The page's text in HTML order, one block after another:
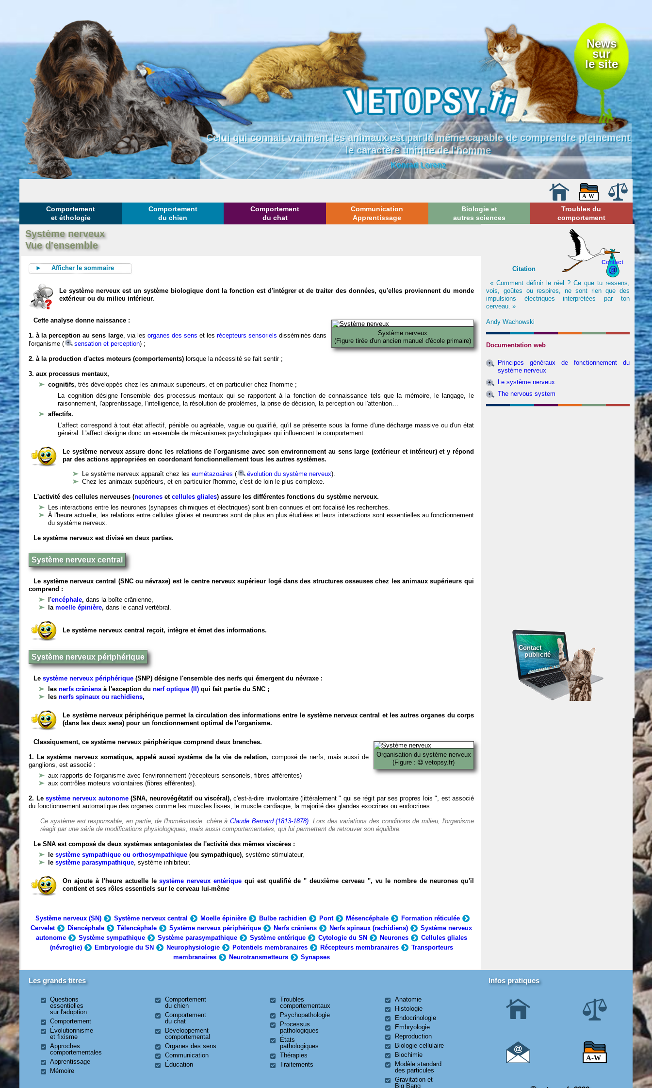
News
sur
le site
Celui qui connait vraiment les animaux est par là même capable de comprendre pleinement
le caractère unique de l'homme
Konrad Lorenz
Comportement
et éthologie
Comportement
du chien
Comportement
du chat
Communication
Apprentissage
Biologie et
autres sciences
Troubles du
comportement
Système nerveux
Vue d'ensemble
► Afficher le sommaire
Le système nerveux est un système biologique dont la fonction est d'intégrer et de traiter des données, qu'elles proviennent du monde
extérieur ou du milieu intérieur.
Système nerveux
(Figure tirée d'un ancien manuel d'école primaire)
Cette analyse donne naissance :
1. à la perception au sens large, via les organes des sens et les récepteurs sensoriels disséminés dans
l'organisme (
sensation et perception) ;
2. à la production d'actes moteurs (comportements) lorsque la nécessité se fait sentir ;
3. aux processus mentaux,
cognitifs,très développés chez les animaux supérieurs, et en particulier chez l'homme ;
La cognition désigne l'ensemble des processus mentaux qui se rapportent à la fonction de connaissance tels que la mémoire, le langage, le
raisonnement, l'apprentissage, l'intelligence, la résolution de problèmes, la prise de décision, la perception ou l'attention…
affectifs.
L'affect correspond à tout état affectif, pénible ou agréable, vague ou qualifié, qu'il se présente sous la forme d'une décharge massive ou d'un état
général. L'affect désigne donc un ensemble de mécanismes psychologiques qui influencent le comportement.
Le système nerveux assure donc les relations de l'organisme avec son environnement au sens large (extérieur et intérieur) et y répond
par des actions appropriées en coordonant fonctionnellement tous les autres systèmes.
Le système nerveux apparaît chez leseumétazoaires ( évolution du système nerveux).
Chez les animaux supérieurs, et en particulier l'homme, c'est de loin le plus complexe.
L'activité des cellules nerveuses (neurones etcellules gliales) assure les différentes fonctions du système nerveux.
Les interactions entre les neurones (synapses chimiques et électriques) sont bien connues et ont focalisé les recherches.
À l'heure actuelle, les relations entre cellules gliales et neurones sont de plus en plus étudiées et leurs interactions sont essentielles au fonctionnement
du système nerveux.
Le système nerveux est divisé en deux parties.
Système nerveux central
Le système nerveux central (SNC ou névraxe) est le centre nerveux supérieur logé dans des structures osseuses chez les animaux supérieurs qui
comprend :
l'encéphale,dans la boîte crânienne,
lamoelle épinière,dans le canal vertébral.
Le système nerveux central reçoit, intègre et émet des informations.
Système nerveux périphérique
Lesystème nerveux périphérique (SNP) désigne l'ensemble des nerfs qui émergent du névraxe :
lesnerfs crâniens à l'exception du nerf optique (II) qui fait partie du SNC ;
lesnerfs spinaux ou rachidiens,
Le système nerveux périphérique permet la circulation des informations entre le système nerveux central et les autres organes du corps
(dans les deux sens) pour un fonctionnement optimal de l'organisme.
Organisation du système nerveux
(Figure :
vetopsy.fr)
Classiquement, ce système nerveux périphérique comprend deux branches.
1. Le système nerveux somatique, appelé aussi système de la vie de relation, composé de nerfs, mais aussi de
ganglions, est associé :
aux rapports de l'organisme avec l'environnement (récepteurs sensoriels, fibres afférentes)
aux contrôles moteurs volontaires (fibres efférentes).
2. Le système nerveux autonome(SNA, neurovégétatif ou viscéral), c'est-à-dire involontaire (littéralement " qui se régit par ses propres lois ", est associé
du fonctionnement automatique des organes comme les muscles lisses, le muscle cardiaque, la majorité des glandes exocrines ou endocrines.
Ce système est responsable, en partie, de l'homéostasie, chère àClaude Bernard (1813-1878). Lors des variations des conditions de milieu, l'organisme
réagit par une série de modifications physiologiques, mais aussi comportementales, qui lui permettent de retrouver son équilibre.
Le SNA est composé de deux systèmes antagonistes de l'activité des mêmes viscères :
lesystème sympathique ou orthosympathique (ou sympathique), système stimulateur,
lesystème parasympathique, système inhibiteur.
On ajoute à l'heure actuelle lesystème nerveux entérique qui est qualifié de " deuxième cerveau ", vu le nombre de neurones qu'il
contient et ses rôles essentiels sur le cerveau lui-même
Système nerveux (SN) Système nerveux central Moelle épinière Bulbe rachidien Pont Mésencéphale
Formation réticulée
Cervelet
Diencéphale Télencéphale Système nerveux périphérique Nerfs crâniens Nerfs spinaux (rachidiens)
Système nerveux
autonome
Système sympathique Système parasympathique Système entérique Cytologie du SN Neurones
Cellules gliales
(névroglie)
Embryologie du SN Neurophysiologie Potentiels membranaires Récepteurs membranaires
Transporteurs
membranaires
Neurotransmetteurs Synapses
Contact
Citation
« Comment définir le réel ? Ce que tu ressens,
vois, goûtes ou respires, ne sont rien que des
impulsions électriques interprétées par ton
cerveau. »
Andy Wachowski
Documentation web
Principes généraux de fonctionnement du
système nerveux
Le système nerveux
The nervous system
Contact
publicité
Les grands titres
Questions
essentielles
sur l'adoption
Comportement
Évolutionnisme
et fixisme
Approches
comportementales
Apprentissage
Mémoire
Comportement
du chien
Comportement
du chat
Développement
comportemental
Organes des sens
Communication
Éducation
Troubles
comportementaux
Psychopathologie
Processus
pathologiques
États
pathologiques
Thérapies
Traitements
Anatomie
Histologie
Endocrinologie
Embryologie
Reproduction
Biologie cellulaire
Biochimie
Modèle standard
des particules
Gravitation et
Big Bang
Infos pratiques